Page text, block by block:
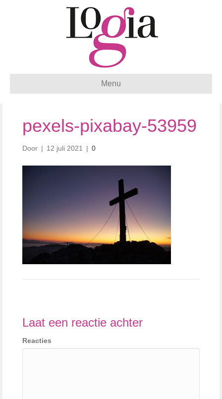
Menu
pexels-pixabay-53959
Door | 12 juli 2021 | 0
Laat een reactie achter
Reacties